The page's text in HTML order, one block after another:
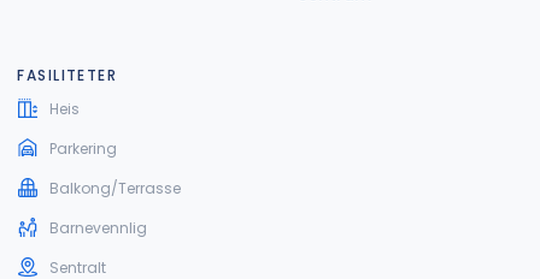
FASILITETER
Heis
Parkering
Balkong/Terrasse
Barnevennlig
Sentralt